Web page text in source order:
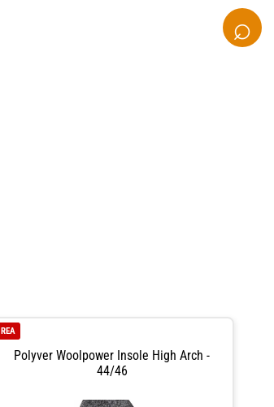
⌕
Polyver Woolpower Insole High Arch -
44/46
REA